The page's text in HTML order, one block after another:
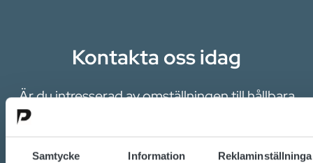
Samtycke Information
Kontakta oss idag
Är du intresserad av omställningen till hållbara
Vill du veta mer om batterier, laddning eller
kraftomvandlare?